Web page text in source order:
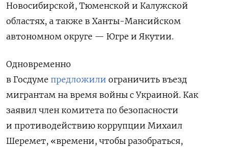
Новосибирской, Тюменской и Калужской
областях, а также в Ханты-Мансийском
автономном округе — Югре и Якутии.
Одновременно
в Госдуме предложили ограничить въезд
мигрантам на время войны с Украиной. Как
заявил член комитета по безопасности
и противодействию коррупции Михаил
Шеремет, «времени, чтобы разобраться,